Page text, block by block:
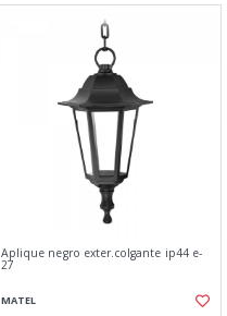
Aplique negro exter.colgante ip44 e-
27
MATEL